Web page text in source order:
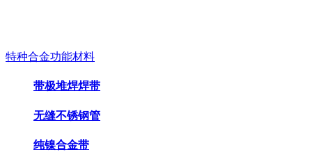
特种合金功能材料
带极堆焊焊带
无缝不锈钢管
纯镍合金带